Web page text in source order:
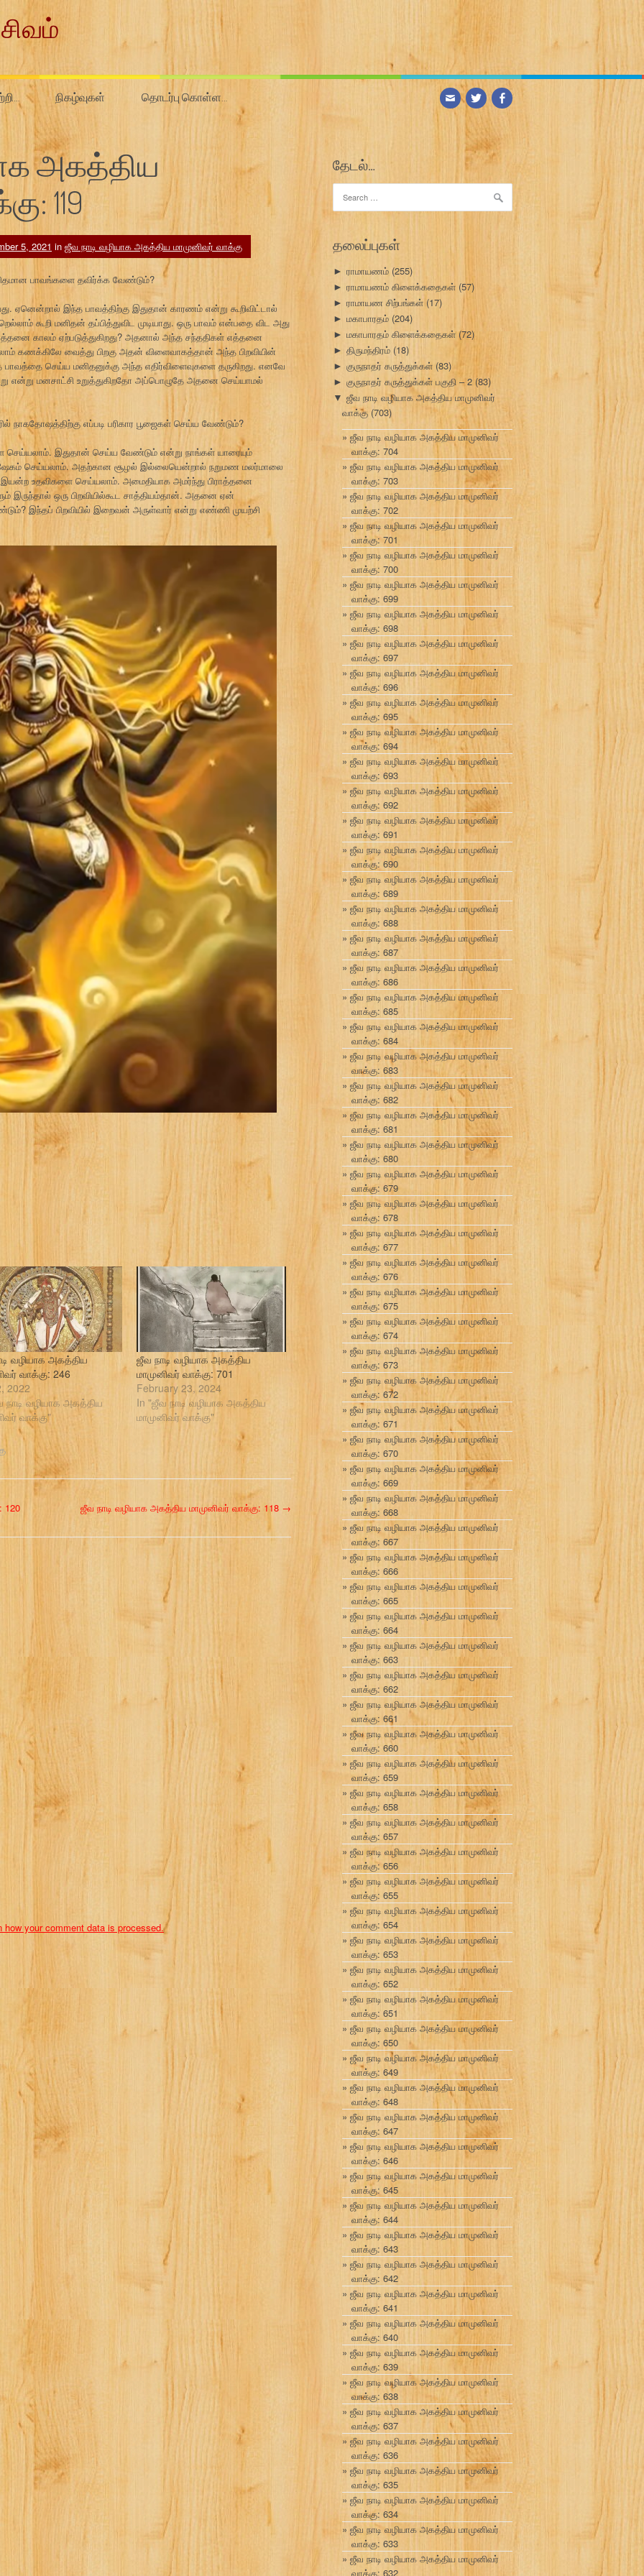
நிகழ்வுகள் தொடர்பு கொள்ள…
அகத்திய
119
5, 2021 in ஜீவ நாடி வழியாக அகத்திய மாமுனிவர் வாக்கு
பாவங்களை தவிர்க்க வேண்டும்?
ஏனென்றால் இந்த பாவத்திற்கு இதுதான் காரணம் என்று கூறிவிட்டால்
கூறி மனிதன் தப்பித்துவிட முடியாது. ஒரு பாவம் என்பதை விட அது
காலம் ஏற்படுத்துகிறது? அதனால் அந்த சந்ததிகள் எத்தனை
கணக்கிலே வைத்து பிறகு அதன் விளைவாகத்தான் அந்த பிறவியின்
பாவத்தை செய்ய மனிதனுக்கு அந்த எதிர்விளைவுகளை தருகிறது. எனவே
என்று மனசாட்சி உறுத்துகிறதோ அப்பொழுதே அதனை செய்யாமல்
எப்படி பரிகார பூஜைகள் செய்ய வேண்டும்?
செய்யலாம். இதுதான் செய்ய வேண்டும் என்று நாங்கள் யாரையும்
செய்யலாம். அதற்கான சூழல் இல்லையென்றால் நறுமண மலர்மாலை
உதவிகளை செய்யலாம். அமைதியாக அமர்ந்து பிராத்தனை
இருந்தால் ஒரு பிறவியில்கூட சாத்தியம்தான். அதனை ஏன்
இந்தப் பிறவியில் இறைவன் அருள்வார் என்று எண்ணி முயற்சி
வழியாக அகத்திய
வாக்கு: 246
2022
நாடி வழியாக அகத்திய
வாக்கு"
ஜீவ நாடி வழியாக அகத்திய
மாமுனிவர் வாக்கு: 701
February 23, 2024
In "ஜீவ நாடி வழியாக அகத்திய
மாமுனிவர் வாக்கு"
120 ஜீவ நாடி வழியாக அகத்திய மாமுனிவர் வாக்கு: 118 →
how your comment data is processed.
தேடல்…
for:
தலைப்புகள்
► ராமாயணம் (255)
► ராமாயணம் கிளைக்கதைகள் (57)
► ராமாயண சிற்பங்கள் (17)
► மகாபாரதம் (204)
► மகாபாரதம் கிளைக்கதைகள்(72)
► திருமந்திரம் (18)
► குருநாதர் கருத்துக்கள் (83)
► குருநாதர் கருத்துக்கள் பகுதி – 2 (83)
▼ ஜீவ நாடி வழியாக அகத்திய மாமுனிவர்
வாக்கு (703)
ஜீவ நாடி வழியாக அகத்திய மாமுனிவர்
வாக்கு: 704
ஜீவ நாடி வழியாக அகத்திய மாமுனிவர்
வாக்கு: 703
ஜீவ நாடி வழியாக அகத்திய மாமுனிவர்
வாக்கு: 702
ஜீவ நாடி வழியாக அகத்திய மாமுனிவர்
வாக்கு: 701
ஜீவ நாடி வழியாக அகத்திய மாமுனிவர்
வாக்கு: 700
ஜீவ நாடி வழியாக அகத்திய மாமுனிவர்
வாக்கு: 699
ஜீவ நாடி வழியாக அகத்திய மாமுனிவர்
வாக்கு: 698
ஜீவ நாடி வழியாக அகத்திய மாமுனிவர்
வாக்கு: 697
ஜீவ நாடி வழியாக அகத்திய மாமுனிவர்
வாக்கு: 696
ஜீவ நாடி வழியாக அகத்திய மாமுனிவர்
வாக்கு: 695
ஜீவ நாடி வழியாக அகத்திய மாமுனிவர்
வாக்கு: 694
ஜீவ நாடி வழியாக அகத்திய மாமுனிவர்
வாக்கு: 693
ஜீவ நாடி வழியாக அகத்திய மாமுனிவர்
வாக்கு: 692
ஜீவ நாடி வழியாக அகத்திய மாமுனிவர்
வாக்கு: 691
ஜீவ நாடி வழியாக அகத்திய மாமுனிவர்
வாக்கு: 690
ஜீவ நாடி வழியாக அகத்திய மாமுனிவர்
வாக்கு: 689
ஜீவ நாடி வழியாக அகத்திய மாமுனிவர்
வாக்கு: 688
ஜீவ நாடி வழியாக அகத்திய மாமுனிவர்
வாக்கு: 687
ஜீவ நாடி வழியாக அகத்திய மாமுனிவர்
வாக்கு: 686
ஜீவ நாடி வழியாக அகத்திய மாமுனிவர்
வாக்கு: 685
ஜீவ நாடி வழியாக அகத்திய மாமுனிவர்
வாக்கு: 684
ஜீவ நாடி வழியாக அகத்திய மாமுனிவர்
வாக்கு: 683
ஜீவ நாடி வழியாக அகத்திய மாமுனிவர்
வாக்கு: 682
ஜீவ நாடி வழியாக அகத்திய மாமுனிவர்
வாக்கு: 681
ஜீவ நாடி வழியாக அகத்திய மாமுனிவர்
வாக்கு: 680
ஜீவ நாடி வழியாக அகத்திய மாமுனிவர்
வாக்கு: 679
ஜீவ நாடி வழியாக அகத்திய மாமுனிவர்
வாக்கு: 678
ஜீவ நாடி வழியாக அகத்திய மாமுனிவர்
வாக்கு: 677
ஜீவ நாடி வழியாக அகத்திய மாமுனிவர்
வாக்கு: 676
ஜீவ நாடி வழியாக அகத்திய மாமுனிவர்
வாக்கு: 675
ஜீவ நாடி வழியாக அகத்திய மாமுனிவர்
வாக்கு: 674
ஜீவ நாடி வழியாக அகத்திய மாமுனிவர்
வாக்கு: 673
ஜீவ நாடி வழியாக அகத்திய மாமுனிவர்
வாக்கு: 672
ஜீவ நாடி வழியாக அகத்திய மாமுனிவர்
வாக்கு: 671
ஜீவ நாடி வழியாக அகத்திய மாமுனிவர்
வாக்கு: 670
ஜீவ நாடி வழியாக அகத்திய மாமுனிவர்
வாக்கு: 669
ஜீவ நாடி வழியாக அகத்திய மாமுனிவர்
வாக்கு: 668
ஜீவ நாடி வழியாக அகத்திய மாமுனிவர்
வாக்கு: 667
ஜீவ நாடி வழியாக அகத்திய மாமுனிவர்
வாக்கு: 666
ஜீவ நாடி வழியாக அகத்திய மாமுனிவர்
வாக்கு: 665
ஜீவ நாடி வழியாக அகத்திய மாமுனிவர்
வாக்கு: 664
ஜீவ நாடி வழியாக அகத்திய மாமுனிவர்
வாக்கு: 663
ஜீவ நாடி வழியாக அகத்திய மாமுனிவர்
வாக்கு: 662
ஜீவ நாடி வழியாக அகத்திய மாமுனிவர்
வாக்கு: 661
ஜீவ நாடி வழியாக அகத்திய மாமுனிவர்
வாக்கு: 660
ஜீவ நாடி வழியாக அகத்திய மாமுனிவர்
வாக்கு: 659
ஜீவ நாடி வழியாக அகத்திய மாமுனிவர்
வாக்கு: 658
ஜீவ நாடி வழியாக அகத்திய மாமுனிவர்
வாக்கு: 657
ஜீவ நாடி வழியாக அகத்திய மாமுனிவர்
வாக்கு: 656
ஜீவ நாடி வழியாக அகத்திய மாமுனிவர்
வாக்கு: 655
ஜீவ நாடி வழியாக அகத்திய மாமுனிவர்
வாக்கு: 654
ஜீவ நாடி வழியாக அகத்திய மாமுனிவர்
வாக்கு: 653
ஜீவ நாடி வழியாக அகத்திய மாமுனிவர்
வாக்கு: 652
ஜீவ நாடி வழியாக அகத்திய மாமுனிவர்
வாக்கு: 651
ஜீவ நாடி வழியாக அகத்திய மாமுனிவர்
வாக்கு: 650
ஜீவ நாடி வழியாக அகத்திய மாமுனிவர்
வாக்கு: 649
ஜீவ நாடி வழியாக அகத்திய மாமுனிவர்
வாக்கு: 648
ஜீவ நாடி வழியாக அகத்திய மாமுனிவர்
வாக்கு: 647
ஜீவ நாடி வழியாக அகத்திய மாமுனிவர்
வாக்கு: 646
ஜீவ நாடி வழியாக அகத்திய மாமுனிவர்
வாக்கு: 645
ஜீவ நாடி வழியாக அகத்திய மாமுனிவர்
வாக்கு: 644
ஜீவ நாடி வழியாக அகத்திய மாமுனிவர்
வாக்கு: 643
ஜீவ நாடி வழியாக அகத்திய மாமுனிவர்
வாக்கு: 642
ஜீவ நாடி வழியாக அகத்திய மாமுனிவர்
வாக்கு: 641
ஜீவ நாடி வழியாக அகத்திய மாமுனிவர்
வாக்கு: 640
ஜீவ நாடி வழியாக அகத்திய மாமுனிவர்
வாக்கு: 639
ஜீவ நாடி வழியாக அகத்திய மாமுனிவர்
வாக்கு: 638
ஜீவ நாடி வழியாக அகத்திய மாமுனிவர்
வாக்கு: 637
ஜீவ நாடி வழியாக அகத்திய மாமுனிவர்
வாக்கு: 636
ஜீவ நாடி வழியாக அகத்திய மாமுனிவர்
வாக்கு: 635
ஜீவ நாடி வழியாக அகத்திய மாமுனிவர்
வாக்கு: 634
ஜீவ நாடி வழியாக அகத்திய மாமுனிவர்
வாக்கு: 633
ஜீவ நாடி வழியாக அகத்திய மாமுனிவர்
வாக்கு: 632